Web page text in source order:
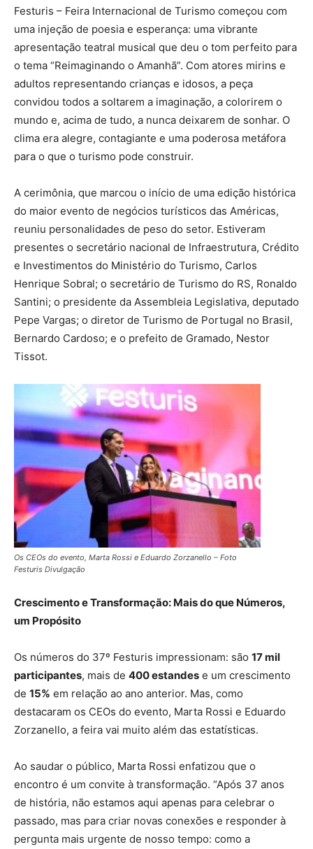
Festuris – Feira Internacional de Turismo começou com
uma injeção de poesia e esperança: uma vibrante
apresentação teatral musical que deu o tom perfeito para
o tema “Reimaginando o Amanhã”. Com atores mirins e
adultos representando crianças e idosos, a peça
convidou todos a soltarem a imaginação, a colorirem o
mundo e, acima de tudo, a nunca deixarem de sonhar. O
clima era alegre, contagiante e uma poderosa metáfora
para o que o turismo pode construir.
A cerimônia, que marcou o início de uma edição histórica
do maior evento de negócios turísticos das Américas,
reuniu personalidades de peso do setor. Estiveram
presentes o secretário nacional de Infraestrutura, Crédito
e Investimentos do Ministério do Turismo, Carlos
Henrique Sobral; o secretário de Turismo do RS, Ronaldo
Santini; o presidente da Assembleia Legislativa, deputado
Pepe Vargas; o diretor de Turismo de Portugal no Brasil,
Bernardo Cardoso; e o prefeito de Gramado, Nestor
Tissot.
Os CEOs do evento, Marta Rossi e Eduardo Zorzanello – Foto
Festuris Divulgação
Crescimento e Transformação: Mais do que Números,
um Propósito
Os números do 37º Festuris impressionam: são 17 mil
participantes, mais de 400 estandes e um crescimento
de 15% em relação ao ano anterior. Mas, como
destacaram os CEOs do evento, Marta Rossi e Eduardo
Zorzanello, a feira vai muito além das estatísticas.
Ao saudar o público, Marta Rossi enfatizou que o
encontro é um convite à transformação. “Após 37 anos
de história, não estamos aqui apenas para celebrar o
passado, mas para criar novas conexões e responder à
pergunta mais urgente de nosso tempo: como a